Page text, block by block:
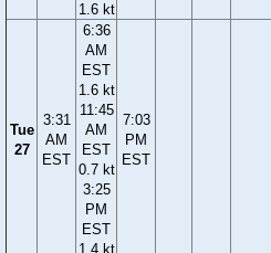
1.6 kt
Tue
27
3:31
AM
EST
6:36
AM
EST
1.6 kt
11:45
AM
EST
0.7 kt
3:25
PM
EST
1.4 kt
7:03
PM
EST